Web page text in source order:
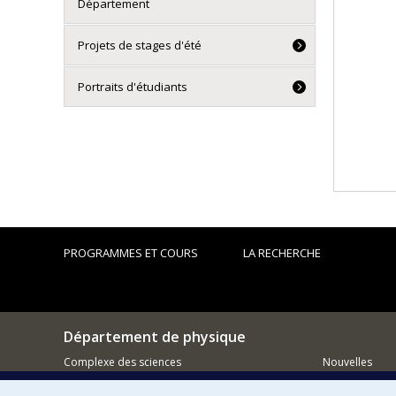
Département
Projets de stages d'été
Portraits d'étudiants
PROGRAMMES ET COURS LA RECHERCHE
Département de physique
Complexe des sciences
1375 Avenue Thérèse-Lavoie-Roux
Nouvelles